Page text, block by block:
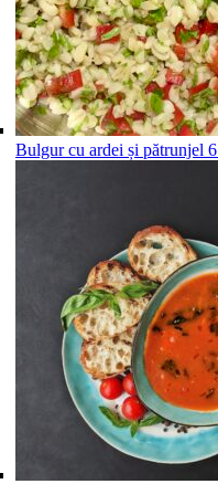
Bulgur cu ardei și pătrunjel 6